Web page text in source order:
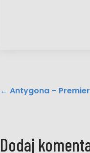
Post
navigation
← Antygona –
Dodaj